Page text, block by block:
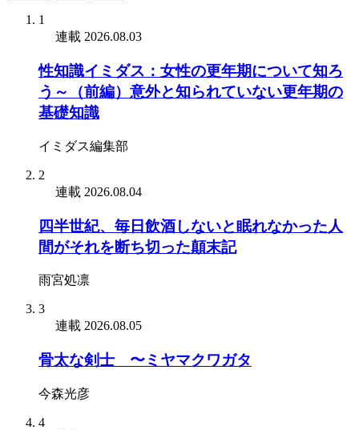
1
連載 2026.08.03
性知識イミダス：女性の更年期について知ろ
う～（前編）意外と知られていない更年期の
基礎知識
イミダス編集部
2
連載 2026.08.04
四半世紀、毎日飲酒しないと眠れなかった人
間がそれを断ち切った顛末記
雨宮処凛
3
連載 2026.08.05
骨太な剣士 〜ミヤマクワガタ
今森光彦
4